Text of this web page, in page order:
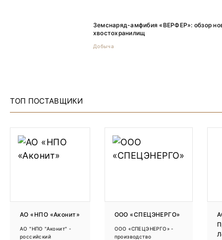
Земснаряд-амфибия «ВЕРФЕР»: обзор
хвостохранилищ
Добыча
ТОП ПОСТАВЩИКИ
АО «НПО «Аконит»
АО "НПО "Аконит" -
российский
ООО «СПЕЦЭНЕРГО»
ООО «СПЕЦЭНЕРГО» -
производство